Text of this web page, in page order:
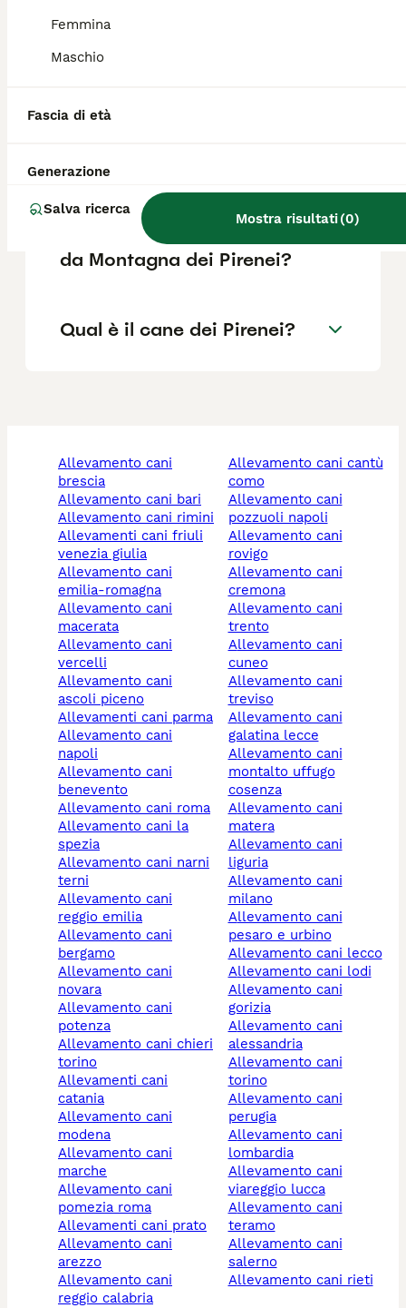
Femmina
Maschio
Fascia di età
Generazione
Salva ricerca
Mostra risultati(0)
mobilità. È fondamentale verificare questa
Cane da Montagna dei
Che differenza c'è tra
Pastore Maremmano e Cane
da Montagna dei Pirenei?
Qual è il cane dei Pirenei?
allevamento cani
brescia
allevamento cani bari
allevamento cani rimini
allevamenti cani friuli
venezia giulia
allevamento cani
emilia-romagna
allevamento cani
macerata
allevamento cani
vercelli
allevamento cani
ascoli piceno
allevamenti cani parma
allevamento cani
napoli
allevamento cani
benevento
allevamento cani roma
allevamento cani la
spezia
allevamento cani narni
terni
allevamento cani
reggio emilia
allevamento cani
bergamo
allevamento cani
novara
allevamento cani
potenza
allevamento cani chieri
torino
allevamenti cani
catania
allevamento cani
modena
allevamento cani
marche
allevamento cani
pomezia roma
allevamenti cani prato
allevamento cani
arezzo
allevamento cani
reggio calabria
allevamento cani cantù
como
allevamento cani
pozzuoli napoli
allevamento cani
rovigo
allevamento cani
cremona
allevamento cani
trento
allevamento cani
cuneo
allevamento cani
treviso
allevamento cani
galatina lecce
allevamento cani
montalto uffugo
cosenza
allevamento cani
matera
allevamento cani
liguria
allevamento cani
milano
allevamento cani
pesaro e urbino
allevamento cani lecco
allevamento cani lodi
allevamento cani
gorizia
allevamento cani
alessandria
allevamento cani
torino
allevamento cani
perugia
allevamento cani
lombardia
allevamento cani
viareggio lucca
allevamento cani
teramo
allevamento cani
salerno
allevamento cani rieti